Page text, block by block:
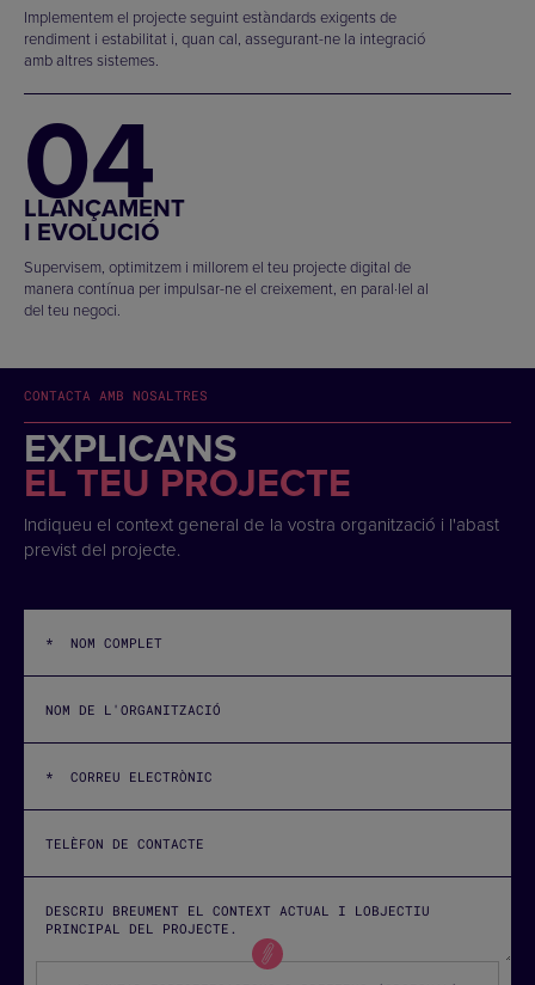
Implementem el projecte seguint estàndards exigents de
rendiment i estabilitat i, quan cal, assegurant-ne la integració
amb altres sistemes.
04
LLANÇAMENT
I EVOLUCIÓ
Supervisem, optimitzem i millorem el teu projecte digital de
manera contínua per impulsar-ne el creixement, en paral·lel al
del teu negoci.
CONTACTA AMB NOSALTRES
EXPLICA'NS
EL TEU PROJECTE
Indiqueu el context general de la vostra organització i l'abast
previst del projecte.